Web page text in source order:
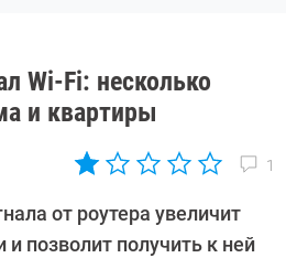
Wi-Fi: несколько
и квартиры
1
от роутера увеличит
и позволит получить к ней